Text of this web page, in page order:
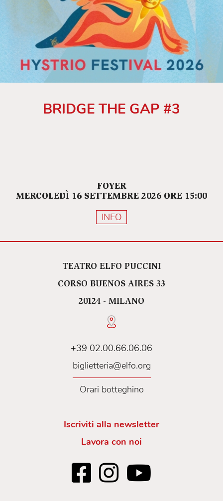
BRIDGE THE GAP #3
FOYER
MERCOLEDÌ 16 SETTEMBRE 2026 ORE 15:00
INFO
TEATRO ELFO PUCCINI
CORSO BUENOS AIRES 33
20124 - MILANO
+39 02.00.66.06.06
biglietteria@elfo.org
Orari botteghino
Iscriviti alla newsletter
Lavora con noi